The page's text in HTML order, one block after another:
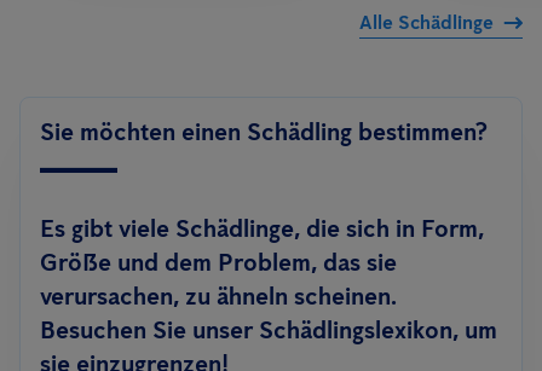
Alle Schädlinge
Sie möchten einen Schädling bestimmen?
Es gibt viele Schädlinge, die sich in Form,
Größe und dem Problem, das sie
verursachen, zu ähneln scheinen.
Besuchen Sie unser Schädlingslexikon, um
sie einzugrenzen!